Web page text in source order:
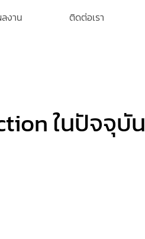
งาน ติดต่อเรา
ในปัจจุบัน